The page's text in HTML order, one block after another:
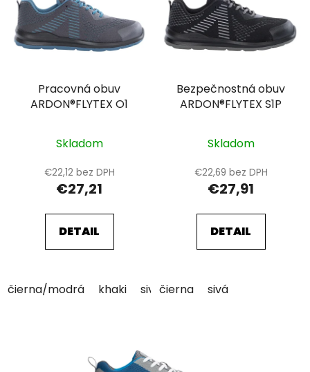
s
Pracovná obuv
ARDON®FLYTEX O1
Skladom
€22,12 bez DPH
€27,21
DETAIL
čierna/modrá khaki sivá
Bezpečnostná obuv
ARDON®FLYTEX S1P
Skladom
€22,69 bez DPH
€27,91
DETAIL
čierna sivá